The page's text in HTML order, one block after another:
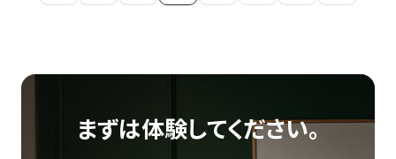
まずは体験してください。